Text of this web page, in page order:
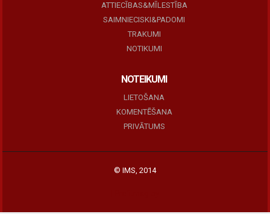
ATTIECĪBAS&MĪLESTĪBA
SAIMNIECISKI&PADOMI
TRAKUMI
NOTIKUMI
NOTEIKUMI
LIETOŠANA
KOMENTĒŠANA
PRIVĀTUMS
© IMS, 2014